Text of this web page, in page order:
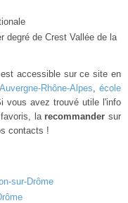
degré de Crest Vallée de la
est accessible sur ce site en
Rhône-Alpes, école
vous avez trouvé utile l'info
la recommander sur
contacts !
sur-Drôme